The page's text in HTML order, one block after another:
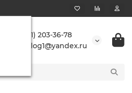
+7 (861) 203-36-78
buranlog1@yandex.ru